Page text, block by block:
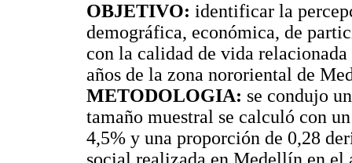
OBJETIVO: identificar la
demográfica, económica, de
con la calidad de vida relacionada
años de la zona nororiental de
METODOLOGIA: se condujo
tamaño muestral se calculó con
4,5% y una proporción de 0,28